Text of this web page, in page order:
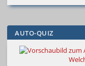
AUTO-QUIZ